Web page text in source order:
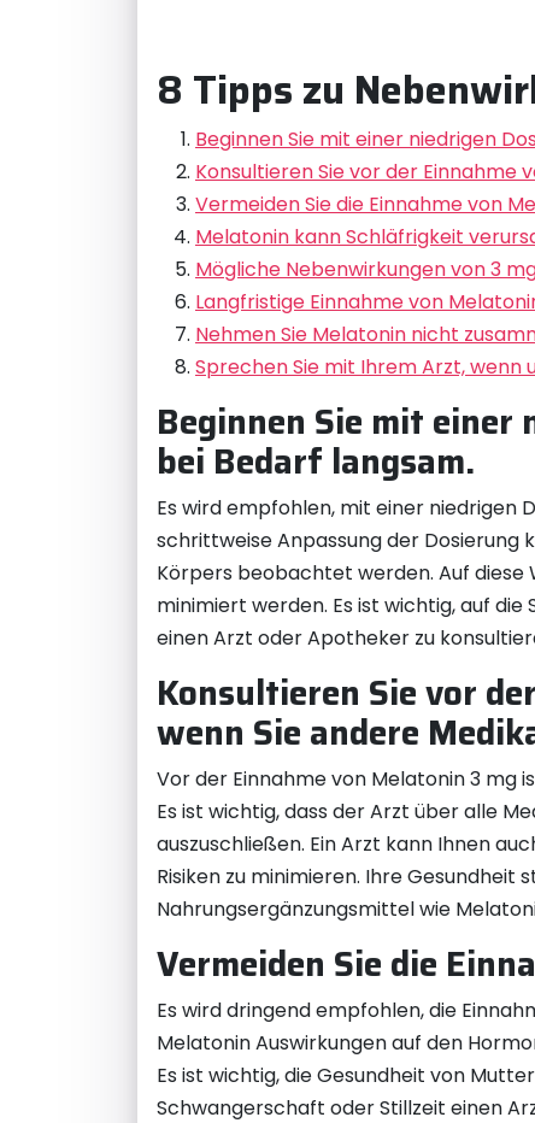
8 Tipps zu
Beginnen Sie mit einer niedrigen
Konsultieren Sie vor der Einnahme
Vermeiden Sie die Einnahme von
Melatonin kann Schläfrigkeit
Mögliche Nebenwirkungen von 3
Langfristige Einnahme von
Nehmen Sie Melatonin nicht
Sprechen Sie mit Ihrem Arzt,
Beginnen Sie mit einer
bei Bedarf langsam.
Es wird empfohlen, mit einer niedrigen
schrittweise Anpassung der Dosierung
Körpers beobachtet werden. Auf diese
minimiert werden. Es ist wichtig, auf
einen Arzt oder Apotheker zu
Konsultieren Sie vor
wenn Sie andere
Vor der Einnahme von Melatonin 3 mg
Es ist wichtig, dass der Arzt über alle
auszuschließen. Ein Arzt kann Ihnen
Risiken zu minimieren. Ihre
Nahrungsergänzungsmittel wie
Vermeiden Sie die
Es wird dringend empfohlen, die
Melatonin Auswirkungen auf den
Es ist wichtig, die Gesundheit von
Schwangerschaft oder Stillzeit einen